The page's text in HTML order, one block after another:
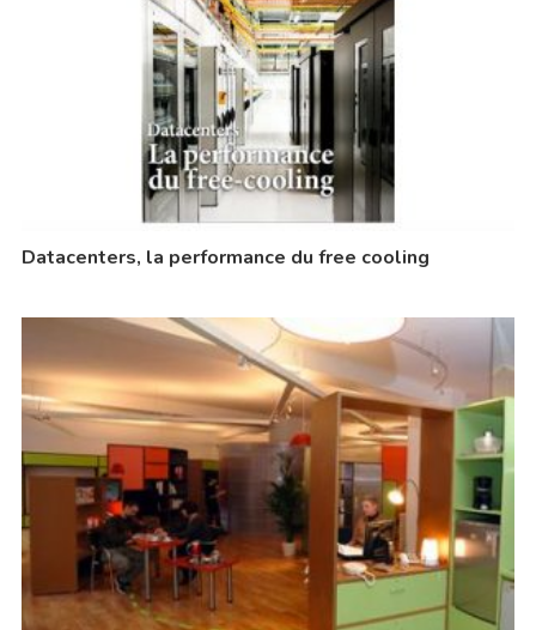
Datacenters, la performance du free cooling